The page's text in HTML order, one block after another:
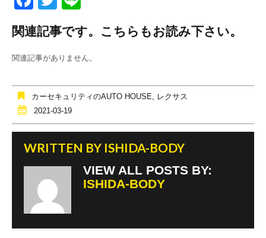
a
c
e
o
o
k
tt
er
e
関連記事です。こちらもお読み下さい。
関連記事がありません。
カーセキュリティのAUTO HOUSE, レクサス
2021-03-19
WRITTEN BY ISHIDA-BODY
VIEW ALL POSTS BY:
ISHIDA-BODY